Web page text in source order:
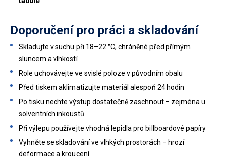
Doporučení pro práci a skladování
Skladujte v suchu při 18–22 °C, chráněné před přímým
sluncem a vlhkostí
Role uchovávejte ve svislé poloze v původním obalu
Před tiskem aklimatizujte materiál alespoň 24 hodin
Po tisku nechte výstup dostatečně zaschnout – zejména u
solventních inkoustů
Při výlepu používejte vhodná lepidla pro billboardové papíry
Vyhněte se skladování ve vlhkých prostorách – hrozí
deformace a kroucení